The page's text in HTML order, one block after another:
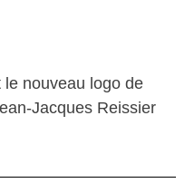
nouveau logo de
Jacques Reissier